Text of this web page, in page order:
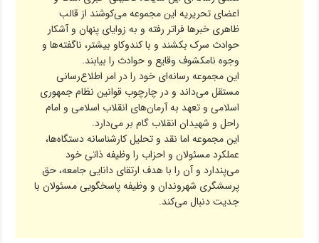
اعضای تحریریه این مجموعه می‌کوشند از قالب
ظاهری خبرها فراتر رفته و به زوایای پنهان و آشکار
حوادث سرک بکشند و با کندوکاو بیشتر، ناگفته‌ها و
وجوه نامکشوف وقایع و حوادث را بیابند.
این مجموعه رسانه‌ای خود را در امر اطلاع‌رسانی
مستقل می‌داند و در چارچوب قوانین نظام جمهوری
اسلامی و تعهد به آرمان‌های انقلاب اسلامی و امام
راحل و شهیدان انقلاب گام بر می‌دارد.
این مجموعه اما نقد و تحلیل کارشناسانه دستگاه‌ها،
عملکرد مسئولان و احزاب را وظیفه ذاتی خود
می‌پندارد و آن را با هدف ارتقای دانایی جامعه، حق
پرسشگری شهروندان و وظیفه پاسخگویی مسئولان با
جدیت دنبال می‌کند.